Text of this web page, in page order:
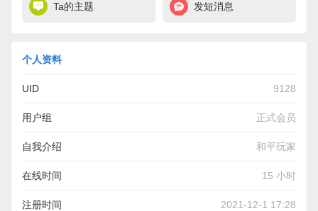
Ta的主题 发短消息
个人资料
UID 9128
用户组 正式会员
自我介绍 和平玩家
在线时间 15 小时
注册时间 2021-12-1 17:28